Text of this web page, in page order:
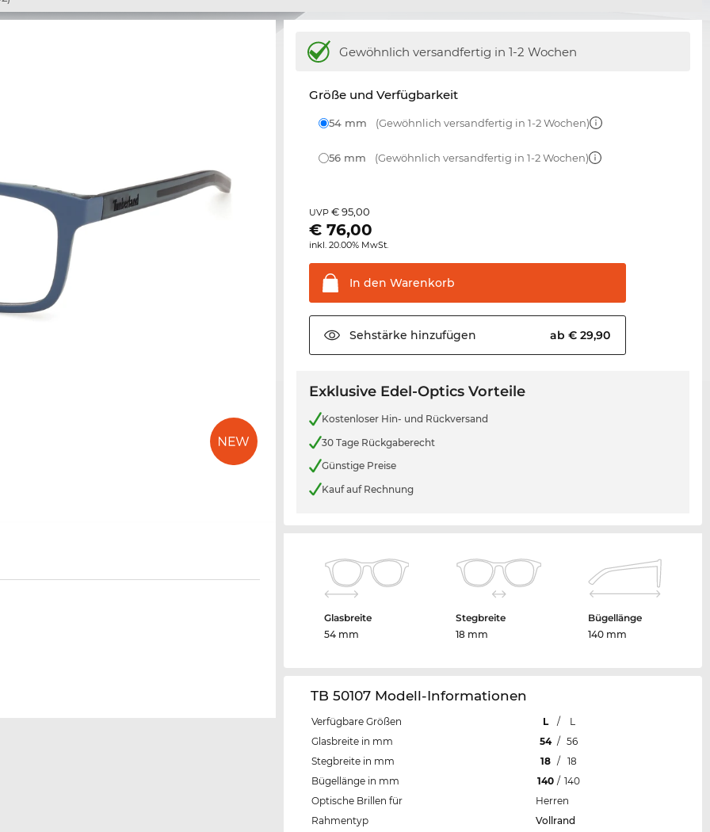
Gewöhnlich versandfertig in 1-2 Wochen
Größe und Verfügbarkeit
54 mm (Gewöhnlich versandfertig in 1-2 Wochen)
56 mm (Gewöhnlich versandfertig in 1-2 Wochen)
UVP€ 95,00
€76,00
inkl. 20.00% MwSt.
In den Warenkorb
Sehstärke hinzufügen ab € 29,90
Exklusive Edel-Optics Vorteile
Kostenloser Hin- und Rückversand
30 Tage Rückgaberecht
Günstige Preise
Kauf auf Rechnung
Glasbreite
54 mm
Stegbreite
18 mm
Bügellänge
140 mm
TB 50107 Modell-Informationen
Verfügbare Größen L /
L
Glasbreite in mm
54 / 56
Stegbreite in mm
18 /
18
Bügellänge in mm
140 / 140
Optische Brillen für
Herren
Rahmentyp
Vollrand